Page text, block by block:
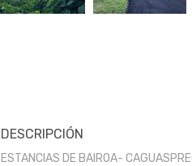
DESCRIPCIÓN
ESTANCIAS DE BAIROA-